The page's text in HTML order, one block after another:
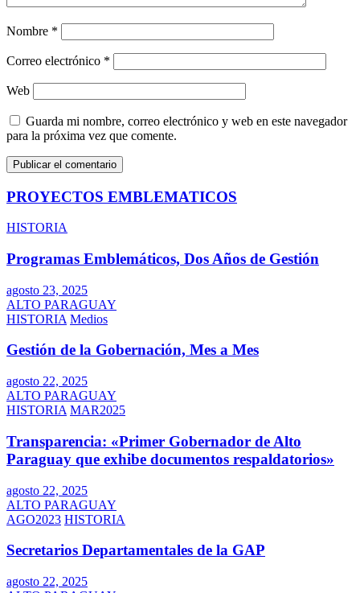
Nombre *
Correo electrónico *
Web
Guarda mi nombre, correo electrónico y web en este navegador
para la próxima vez que comente.
PROYECTOS EMBLEMATICOS
HISTORIA
Programas Emblemáticos, Dos Años de Gestión
agosto 23, 2025
ALTO PARAGUAY
HISTORIA Medios
Gestión de la Gobernación, Mes a Mes
agosto 22, 2025
ALTO PARAGUAY
HISTORIA MAR2025
Transparencia: «Primer Gobernador de Alto
Paraguay que exhibe documentos respaldatorios»
agosto 22, 2025
ALTO PARAGUAY
AGO2023 HISTORIA
Secretarios Departamentales de la GAP
agosto 22, 2025